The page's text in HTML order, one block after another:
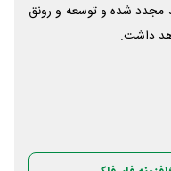
مجدد شده و توسعه و رونق
داشت.